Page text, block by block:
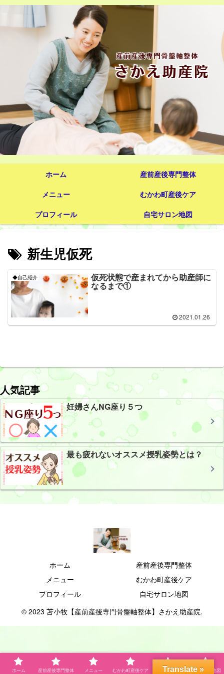
ホーム
産前産後専門整体
メニュー
むかわ町産後ケア
プロフィール
自宅サロン地図
新生児仮死
◆自己紹介 仮死状態で産まれてから助産師に
なるまで①
2021.01.26
人気記事
妊婦さんNG座り５つ
最も疲れないオススメ授乳姿勢とは？
ホーム
産前産後専門整体
メニュー
むかわ町産後ケア
プロフィール
自宅サロン地図
© 2023 苫小牧【産前産後専門骨盤軸整体】さかえ助産院.
ホーム 産前産後専門整体 メニュー むかわ町産後ケア プロフィール 自宅サロン地図
Translate »